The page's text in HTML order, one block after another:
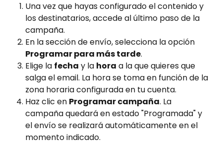
Una vez que hayas configurado el contenido y
los destinatarios, accede al último paso de la
campaña.
En la sección de envío, selecciona la opción
Programar para más tarde.
Elige la fecha y la hora a la que quieres que
salga el email. La hora se toma en función de la
zona horaria configurada en tu cuenta.
Haz clic en Programar campaña. La
campaña quedará en estado "Programada" y
el envío se realizará automáticamente en el
momento indicado.